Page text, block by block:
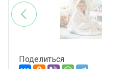
Поделиться